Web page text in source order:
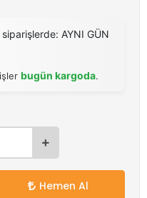
AYNI GÜN
bugün kargoda.
Hemen Al